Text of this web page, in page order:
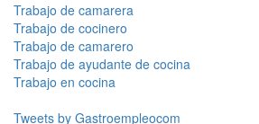
Trabajo de camarera
Trabajo de cocinero
Trabajo de camarero
Trabajo de ayudante de cocina
Trabajo en cocina
Tweets by Gastroempleocom